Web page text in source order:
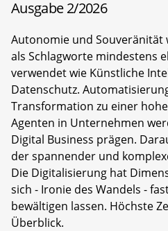
Ausgabe 2/2026
Autonomie und Souveränität
als Schlagworte mindestens
verwendet wie Künstliche
Datenschutz.
Transformation zu einer
Agenten in Unternehmen
Digital Business prägen.
der spannender und
Die Digitalisierung hat
sich - Ironie des Wandels -
bewältigen lassen. Höchste
Überblick.